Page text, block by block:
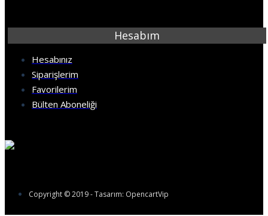
Hesabım
Hesabınız
Siparişlerim
Favorilerim
Bülten Aboneliği
Copyright © 2019 - Tasarım: OpencartVip